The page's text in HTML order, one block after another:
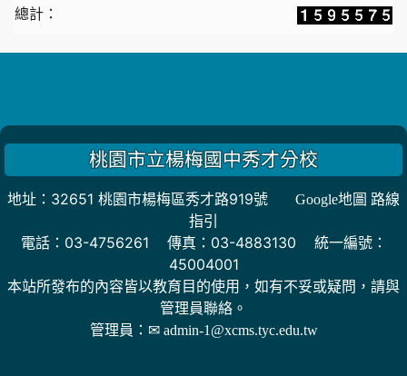
總計：
桃園市立楊梅國中秀才分校
地址：32651 桃園市楊梅區秀才路919號
Google地圖 路線
指引
電話：03-4756261 傳真：03-4883130 統一編號：
45004001
本站所發布的內容皆以教育目的使用，如有不妥或疑問，請與
管理員聯絡。
管理員： ✉ admin-1@xcms.tyc.edu.tw